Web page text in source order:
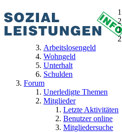
Arbeitslosengeld
Wohngeld
Unterhalt
Schulden
Forum
Unerledigte Themen
Mitglieder
Letzte Aktivitäten
Benutzer online
Mitgliedersuche